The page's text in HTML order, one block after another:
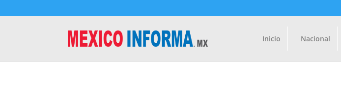
Inicio Nacional